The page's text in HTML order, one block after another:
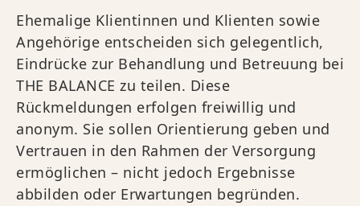
Ehemalige Klientinnen und Klienten sowie
Angehörige entscheiden sich gelegentlich,
Eindrücke zur Behandlung und Betreuung bei
THE BALANCE zu teilen. Diese
Rückmeldungen erfolgen freiwillig und
anonym. Sie sollen Orientierung geben und
Vertrauen in den Rahmen der Versorgung
ermöglichen – nicht jedoch Ergebnisse
abbilden oder Erwartungen begründen.